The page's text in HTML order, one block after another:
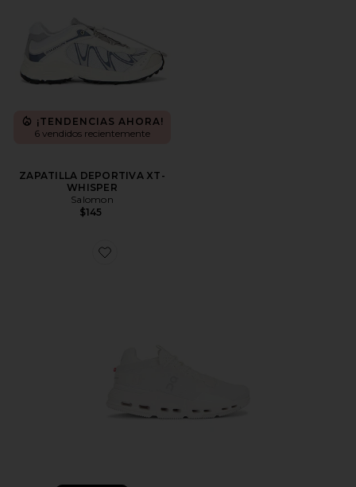
¡TENDENCIAS AHORA!
6 vendidos recientemente
ZAPATILLA DEPORTIVA XT-
WHISPER
Salomon
$145
Favorite ZAPATILLA DEPORTIVA CLOUDNOVA 2